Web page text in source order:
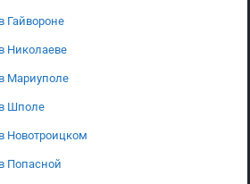
Гайвороне
Николаеве
Мариуполе
Шполе
Новотроицком
Попасной